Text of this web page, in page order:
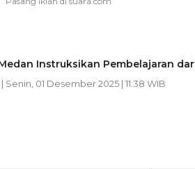
Instruksikan Pembelajaran
| Senin, 01 Desember 2025 | 11:38 WIB